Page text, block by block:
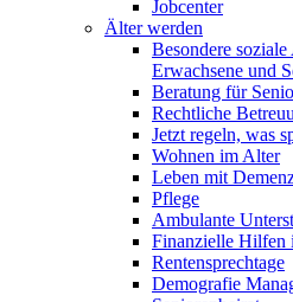
Jobcenter
Älter werden
Besondere
Erwachsene und
Beratung für
Rechtliche
Jetzt regeln, was
Wohnen im Alter
Leben mit
Pflege
Ambulante
Finanzielle Hilfen
Rentensprechtage
Demografie